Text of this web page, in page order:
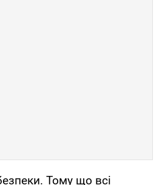
Тому що всі